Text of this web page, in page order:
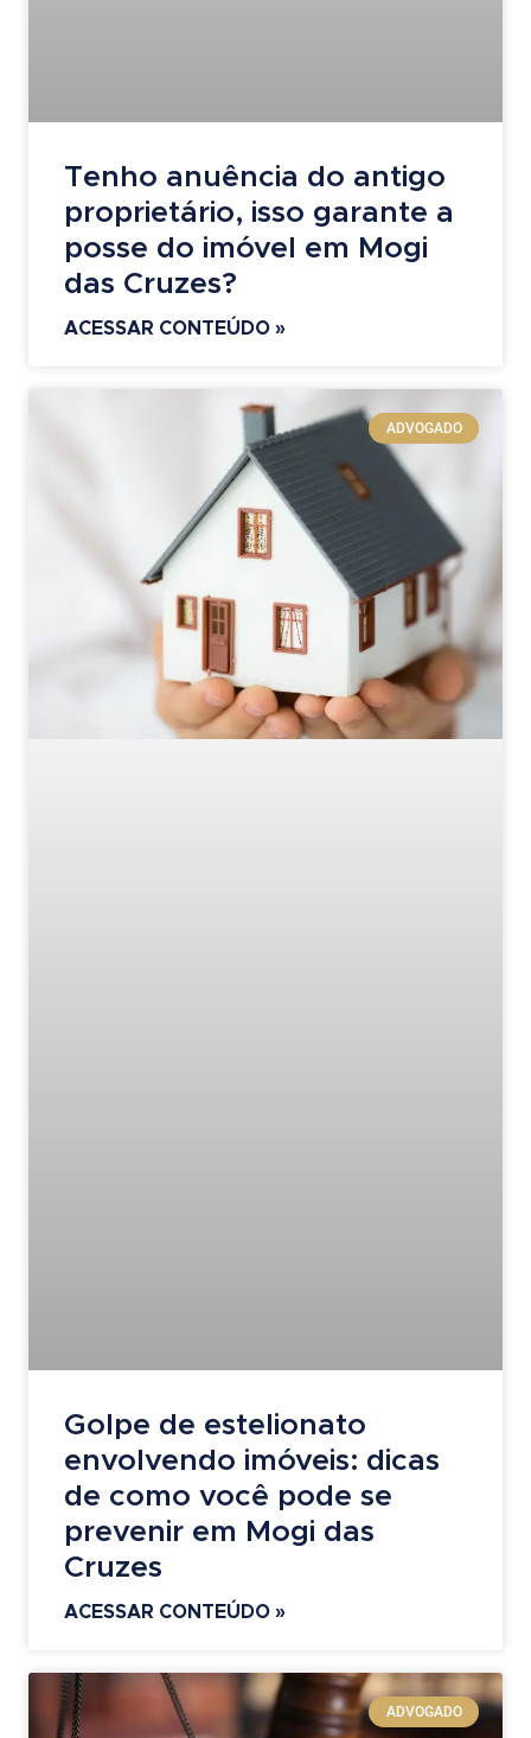
Tenho anuência do antigo
proprietário, isso garante a
posse do imóvel em Mogi
das Cruzes?
ACESSAR CONTEÚDO »
ADVOGADO
Golpe de estelionato
envolvendo imóveis: dicas
de como você pode se
prevenir em Mogi das
Cruzes
ACESSAR CONTEÚDO »
ADVOGADO